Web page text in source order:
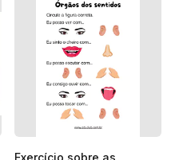
Exercício sobre as